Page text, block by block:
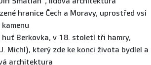
hranice Čech a Moravy, uprostřed vsi
Berkovka, v 18. století tři hamry,
Michl), který zde ke konci života bydlel a
architektura